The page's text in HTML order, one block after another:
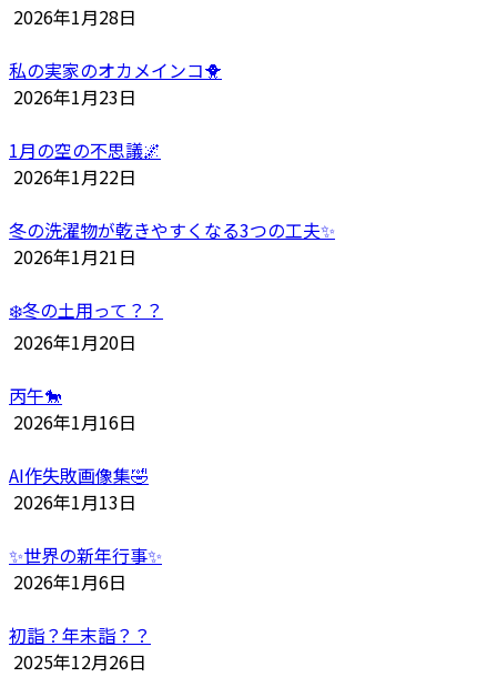
2026年1月28日
私の実家のオカメインコ🐥
2026年1月23日
1月の空の不思議🌌
2026年1月22日
冬の洗濯物が乾きやすくなる3つの工夫✨
2026年1月21日
❄️冬の土用って？？
2026年1月20日
丙午🐎
2026年1月16日
AI作失敗画像集🤣
2026年1月13日
✨世界の新年行事✨
2026年1月6日
初詣？年末詣？？
2025年12月26日